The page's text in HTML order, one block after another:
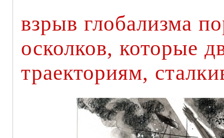
взрыв глобализма
осколков, которые
траекториям,